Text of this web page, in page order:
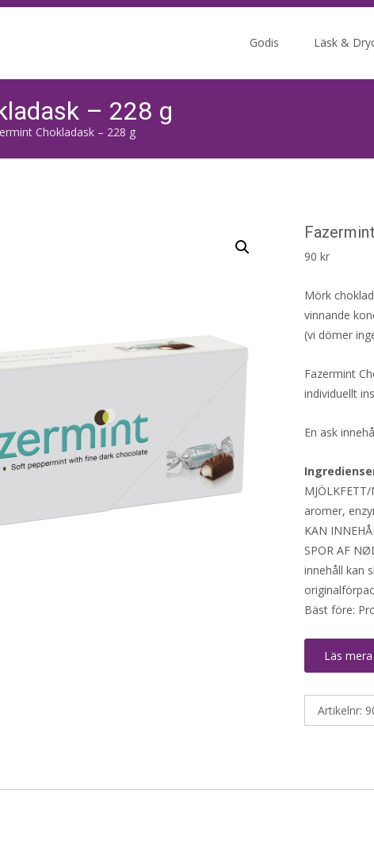
Godis Läsk &
– 228 g
Chokladask – 228 g
90 kr
Mörk
vinnande
(vi dömer
Fazermint
individuellt
En ask
aromer,
KAN
SPOR AF
innehåll kan
Bäst före:
Läs
Artikelnr: